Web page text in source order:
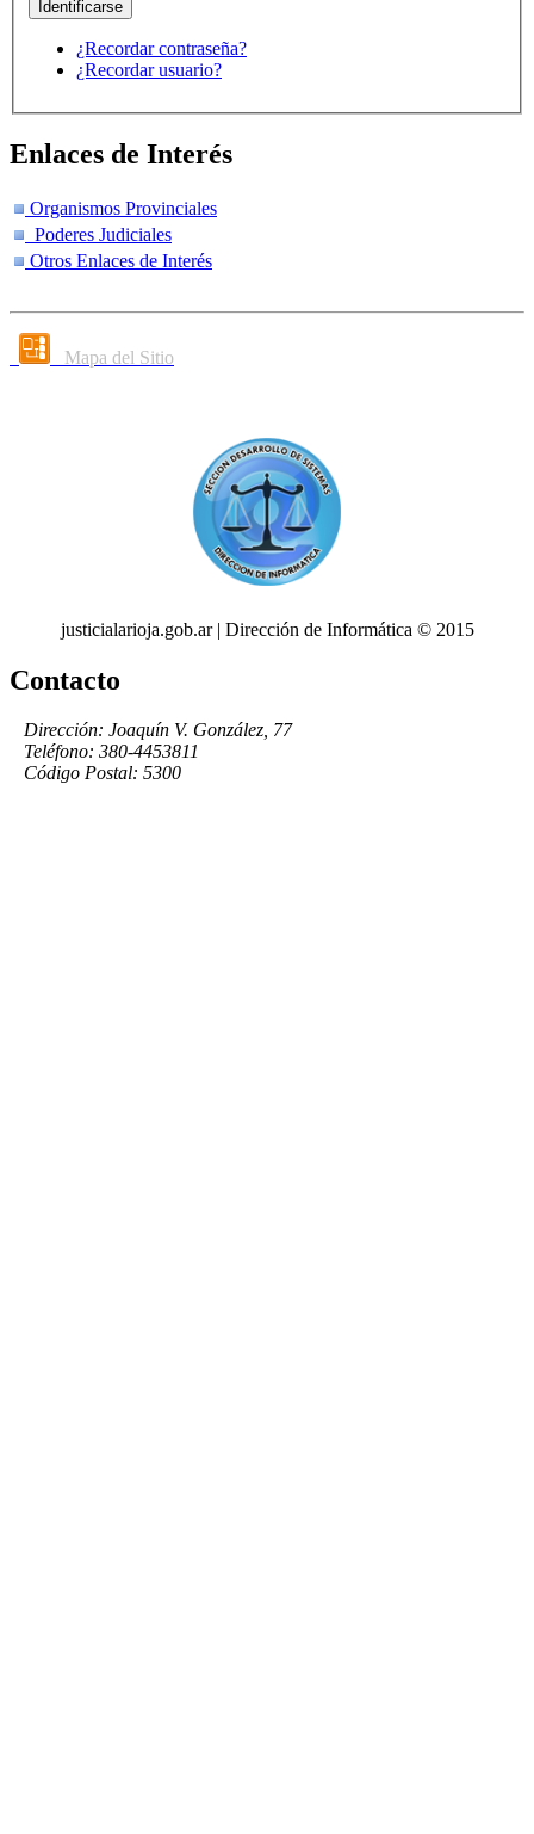
¿Recordar contraseña?
¿Recordar usuario?
Enlaces de Interés
Organismos Provinciales
Poderes Judiciales
Otros Enlaces de Interés
Mapa del Sitio
justicialarioja.gob.ar | Dirección de Informática © 2015
Contacto
Dirección: Joaquín V. González, 77
Teléfono: 380-4453811
Código Postal: 5300